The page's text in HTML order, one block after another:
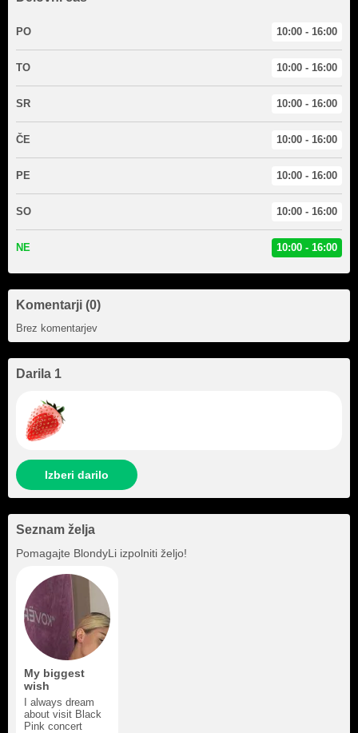
PO 10:00 - 16:00
TO 10:00 - 16:00
SR 10:00 - 16:00
ČE 10:00 - 16:00
PE 10:00 - 16:00
SO 10:00 - 16:00
NE 10:00 - 16:00
Komentarji (0)
Brez komentarjev
Darila 1
Izberi darilo
Seznam želja
Pomagajte BlondyLi izpolniti željo!
My biggest
wish
I always dream
about visit Black
Pink concert